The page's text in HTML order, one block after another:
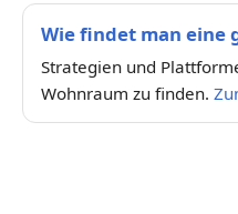
Wie findet man eine
Strategien und
Wohnraum zu finden.